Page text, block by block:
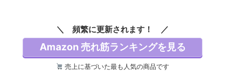
キーレス ミニサイズ
国内正規品
サイズ 国内正規品
頻繁に更新されます！
Amazon 売れ筋ランキングを見る
売上に基づいた最も人気の商品です